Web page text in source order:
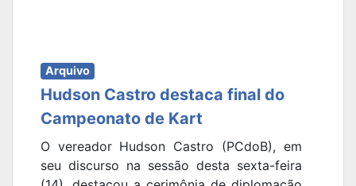
Arquivo
Hudson Castro destaca final do
Campeonato de Kart
O vereador Hudson Castro (PCdoB), em
seu discurso na sessão desta sexta-feira